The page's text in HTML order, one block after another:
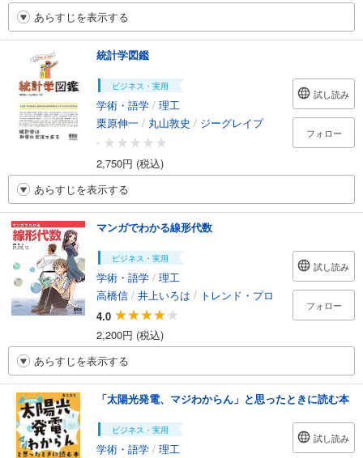
あらすじを表示する
統計学図鑑
ビジネス・実用
学術・語学 / 理工
栗原伸一 / 丸山敦史 / ジーグレイプ
-
2,750円 (税込)
試し読み
フォロー
あらすじを表示する
マンガでわかる線形代数
ビジネス・実用
学術・語学 / 理工
高橋信 / 井上いろは / トレンド・プロ
4.0
2,200円 (税込)
試し読み
フォロー
あらすじを表示する
「太陽光発電、マジわからん」と思ったときに読む本
ビジネス・実用
学術・語学 / 理工
試し読み